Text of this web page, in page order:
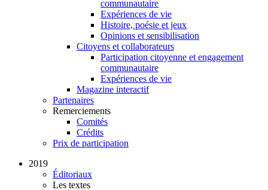
communautaire
Expériences de vie
Histoire, poésie et jeux
Opinions et sensibilisation
Citoyens et collaborateurs
Participation citoyenne et engagement
communautaire
Expériences de vie
Magazine interactif
Partenaires
Remerciements
Comités
Crédits
Prix de participation
2019
Éditoriaux
Les textes